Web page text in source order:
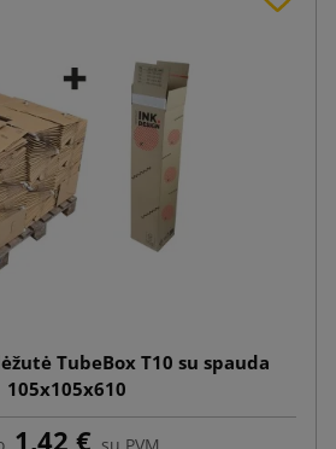
TubeBox T10 su spauda
105x105x610
1,42 € su PVM